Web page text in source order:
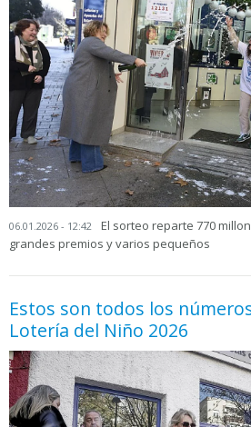
06.01.2026 - 12:42
El sorteo reparte 770
grandes premios y varios pequeños
Estos son todos los
Lotería del Niño 2026